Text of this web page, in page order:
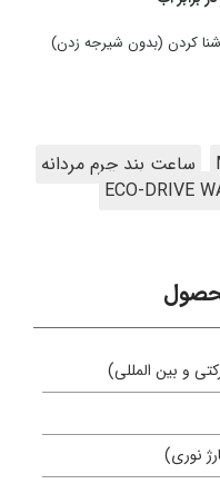
شنا کردن (بدون شیرجه زدن)
ساعت بند چرم مردانه
و بین المللی)
نوری)